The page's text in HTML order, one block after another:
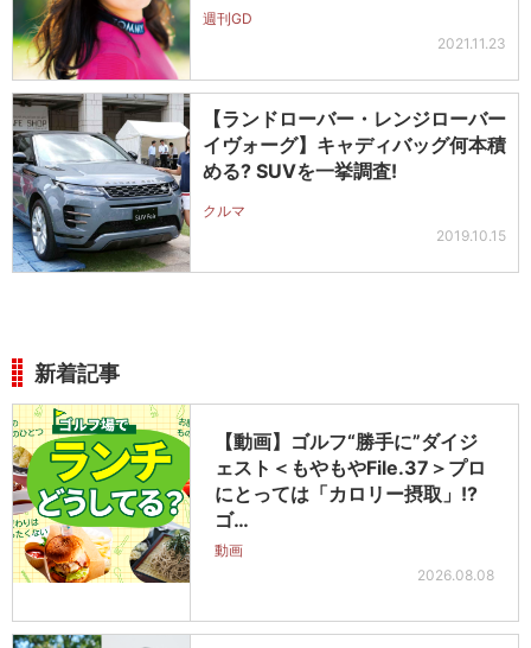
週刊GD
2021.11.23
【ランドローバー・レンジローバー
イヴォーグ】キャディバッグ何本積
める? SUVを一挙調査!
クルマ
2019.10.15
新着記事
【動画】ゴルフ“勝手に”ダイジ
ェスト＜もやもやFile.37＞プロ
にとっては「カロリー摂取」!?
ゴ…
動画
2026.08.08